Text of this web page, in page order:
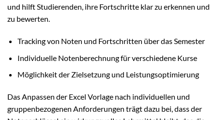
und hilft Studierenden, ihre Fortschritte klar zu erkennen und
zu bewerten.
Tracking von Noten und Fortschritten über das Semester
Individuelle Notenberechnung für verschiedene Kurse
Möglichkeit der Zielsetzung und Leistungsoptimierung
Das Anpassen der Excel Vorlage nach individuellen und
gruppenbezogenen Anforderungen trägt dazu bei, dass der